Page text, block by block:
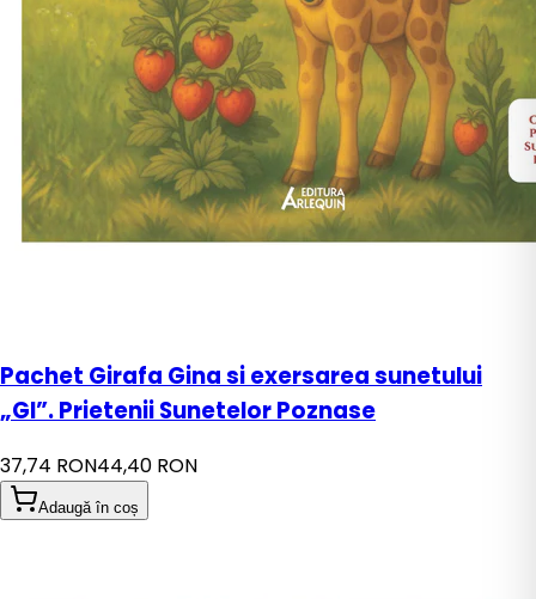
Pachet Girafa Gina si exersarea sunetului
„GI”. Prietenii Sunetelor Poznase
37,74 RON44,40 RON
Adaugă în coș